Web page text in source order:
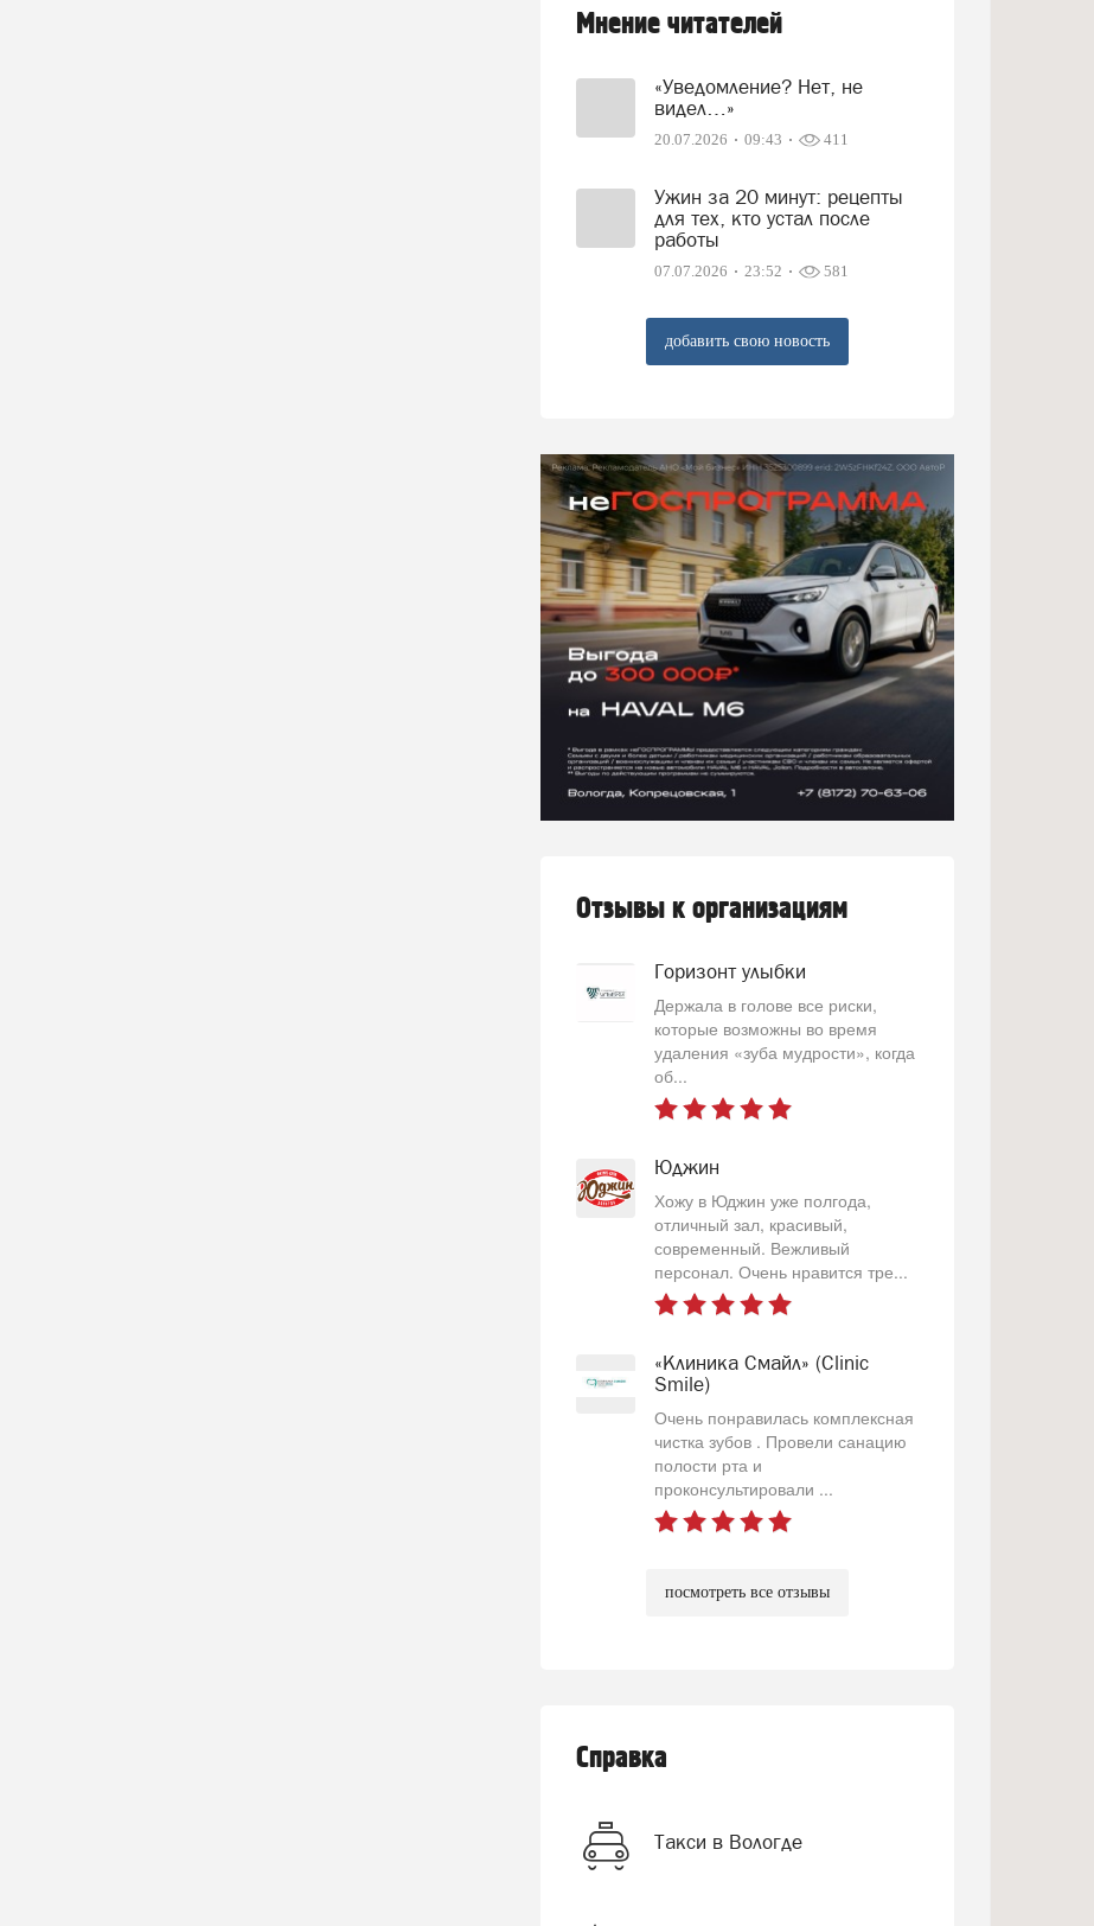
Мнение читателей
«Уведомление? Нет, не
видел…»
20.07.2026 09:43 411
Ужин за 20 минут: рецепты
для тех, кто устал после
работы
07.07.2026 23:52 581
добавить свою новость
Отзывы к организациям
Горизонт улыбки
Держала в голове все риски,
которые возможны во время
удаления «зуба мудрости», когда
об...
Юджин
Хожу в Юджин уже полгода,
отличный зал, красивый,
современный. Вежливый
персонал. Очень нравится тре...
«Клиника Смайл» (Clinic
Smile)
Очень понравилась комплексная
чистка зубов . Провели санацию
полости рта и
проконсультировали ...
посмотреть все отзывы
Справка
Такси в Вологде